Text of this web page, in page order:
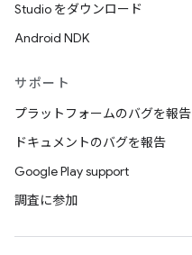
Studio をダウンロード
Android NDK
サポート
プラットフォームのバグを報告
ドキュメントのバグを報告
Google Play support
調査に参加